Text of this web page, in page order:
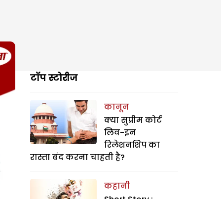
टॉप स्टोरीज
कानून
क्या सुप्रीम कोर्ट
लिव-इन
रिलेशनशिप का
रास्ता बंद करना चाहती है?
कहानी